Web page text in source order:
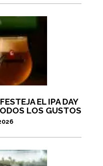
EL IPA DAY
LOS GUSTOS